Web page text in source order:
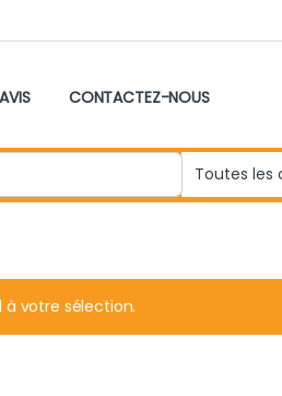
CONTACTEZ-NOUS
votre sélection.